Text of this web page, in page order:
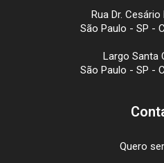
Rua Dr. Cesário
São Paulo - SP -
Largo Santa
São Paulo - SP -
Quero